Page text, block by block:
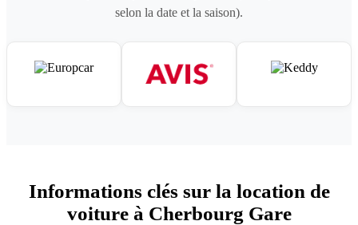
selon la date et la saison).
Informations clés sur la location de
voiture à Cherbourg Gare